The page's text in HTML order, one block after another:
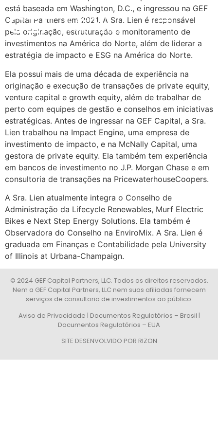
ENG
está baseada em Washington, D.C., e ingressou na GEF
Capital Partners em 2021. A Sra. Lien é responsável
pela originação, estruturação e monitoramento de
investimentos na América do Norte, além de liderar a
estratégia de impacto e ESG na América do Norte.
Ela possui mais de uma década de experiência na
originação e execução de transações de private equity,
venture capital e growth equity, além de trabalhar de
perto com equipes de gestão e conselhos em iniciativas
estratégicas. Antes de ingressar na GEF Capital, a Sra.
Lien trabalhou na Impact Engine, uma empresa de
investimento de impacto, e na McNally Capital, uma
gestora de private equity. Ela também tem experiência
em bancos de investimento no J.P. Morgan Chase e em
consultoria de transações na PricewaterhouseCoopers.
A Sra. Lien atualmente integra o Conselho de
Administração da Lifecycle Renewables, Murf Electric
Bikes e Next Step Energy Solutions. Ela também é
Observadora do Conselho na EnviroMix. A Sra. Lien é
graduada em Finanças e Contabilidade pela University
of Illinois at Urbana-Champaign.
© 2024 GEF Capital Partners, LLC. Todos os direitos reservados.
Nem a GEF Capital Partners, LLC nem suas afiliadas fornecem
serviços de consultoria de investimentos ao público.
Aviso de Privacidade | Documentos Regulatórios – Brasil |
Documentos Regulatórios – EUA
SITE DESENVOLVIDO POR RIZON